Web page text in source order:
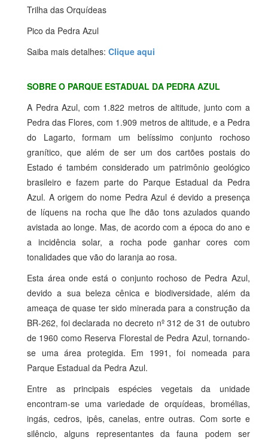
Trilha das Orquídeas
Pico da Pedra Azul
Saiba mais detalhes: Clique aqui
SOBRE O PARQUE ESTADUAL DA PEDRA AZUL
A Pedra Azul, com 1.822 metros de altitude, junto com a
Pedra das Flores, com 1.909 metros de altitude, e a Pedra
do Lagarto, formam um belíssimo conjunto rochoso
granítico, que além de ser um dos cartões postais do
Estado é também considerado um patrimônio geológico
brasileiro e fazem parte do Parque Estadual da Pedra
Azul. A origem do nome Pedra Azul é devido a presença
de líquens na rocha que lhe dão tons azulados quando
avistada ao longe. Mas, de acordo com a época do ano e
a incidência solar, a rocha pode ganhar cores com
tonalidades que vão do laranja ao rosa.
Esta área onde está o conjunto rochoso de Pedra Azul,
devido a sua beleza cênica e biodiversidade, além da
ameaça de quase ter sido minerada para a construção da
BR-262, foi declarada no decreto nº 312 de 31 de outubro
de 1960 como Reserva Florestal de Pedra Azul, tornando-
se uma área protegida. Em 1991, foi nomeada para
Parque Estadual da Pedra Azul.
Entre as principais espécies vegetais da unidade
encontram-se uma variedade de orquídeas, bromélias,
ingás, cedros, ipês, canelas, entre outras. Com sorte e
silêncio, alguns representantes da fauna podem ser